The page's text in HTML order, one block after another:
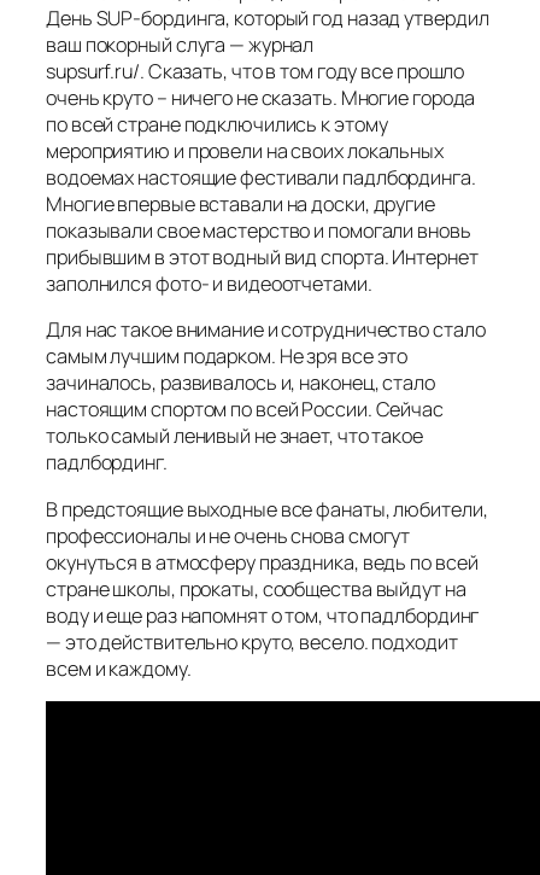
День SUP-бординга, который год назад утвердил
ваш покорный слуга — журнал
supsurf.ru/. Сказать, что в том году все прошло
очень круто – ничего не сказать. Многие города
по всей стране подключились к этому
мероприятию и провели на своих локальных
водоемах настоящие фестивали падлбординга.
Многие впервые вставали на доски, другие
показывали свое мастерство и помогали вновь
прибывшим в этот водный вид спорта. Интернет
заполнился фото- и видеоотчетами.
Для нас такое внимание и сотрудничество стало
самым лучшим подарком. Не зря все это
зачиналось, развивалось и, наконец, стало
настоящим спортом по всей России. Сейчас
только самый ленивый не знает, что такое
падлбординг.
В предстоящие выходные все фанаты, любители,
профессионалы и не очень снова смогут
окунуться в атмосферу праздника, ведь по всей
стране школы, прокаты, сообщества выйдут на
воду и еще раз напомнят о том, что падлбординг
— это действительно круто, весело. подходит
всем и каждому.